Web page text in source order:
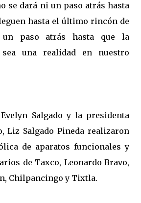
se dará ni un paso atrás hasta
hasta el último rincón de
paso atrás hasta que la
una realidad en nuestro
Salgado y la presidenta
Liz Salgado Pineda realizaron
de aparatos funcionales y
de Taxco, Leonardo Bravo,
Chilpancingo y Tixtla.